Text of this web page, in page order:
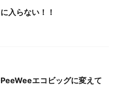
入らない！！
エコビッグに変えて